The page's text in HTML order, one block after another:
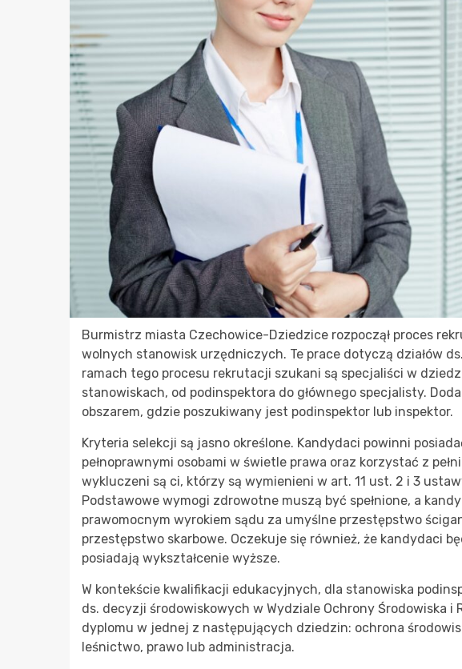
Burmistrz miasta Czechowice-Dziedzice rozpoczął proces
wolnych stanowisk urzędniczych. Te prace dotyczą działów
ramach tego procesu rekrutacji szukani są specjaliści w
stanowiskach, od podinspektora do głównego specjalisty.
obszarem, gdzie poszukiwany jest podinspektor lub inspektor.
Kryteria selekcji są jasno określone. Kandydaci powinni
pełnoprawnymi osobami w świetle prawa oraz korzystać z
wykluczeni są ci, którzy są wymienieni w art. 11 ust. 2 i 3
Podstawowe wymogi zdrowotne muszą być spełnione, a
prawomocnym wyrokiem sądu za umyślne przestępstwo
przestępstwo skarbowe. Oczekuje się również, że kandydaci
posiadają wykształcenie wyższe.
W kontekście kwalifikacji edukacyjnych, dla stanowiska
ds. decyzji środowiskowych w Wydziale Ochrony Środowiska
dyplomu w jednej z następujących dziedzin: ochrona
leśnictwo, prawo lub administracja.